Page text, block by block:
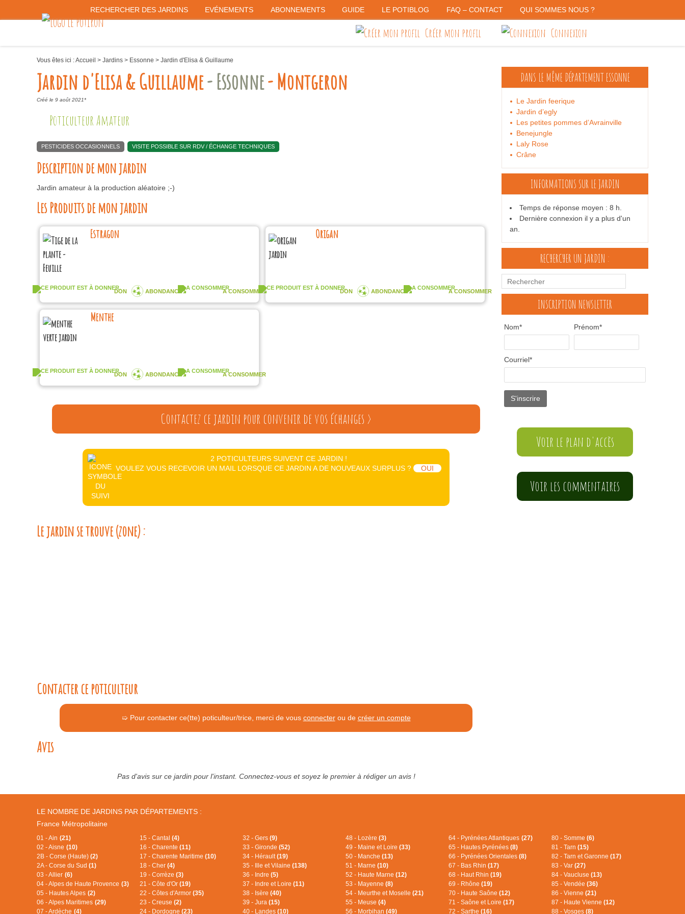
RECHERCHER DES JARDINS EVÉNEMENTS ABONNEMENTS GUIDE LE POTIBLOG FAQ – CONTACT QUI SOMMES NOUS ?
Créer mon profil Connexion
Vous êtes ici :Accueil > Jardins > Essonne > Jardin d'Elisa & Guillaume
Jardin d'Elisa & Guillaume- Essonne- Montgeron
Créé le 9 août 2021*
Poticulteur Amateur
PESTICIDES OCCASIONNELS VISITE POSSIBLE SUR RDV / ÉCHANGE TECHNIQUES
Description de mon jardin
Jardin amateur à la production aléatoire ;-)
Les Produits de mon jardin
Estragon
DON ABONDANCE ! A CONSOMMER
Origan
DON ABONDANCE ! A CONSOMMER
Menthe
DON ABONDANCE ! A CONSOMMER
Contactez ce jardin pour convenir de vos échanges >
2 POTICULTEURS SUIVENT CE JARDIN !
VOULEZ VOUS RECEVOIR UN MAIL LORSQUE CE JARDIN A DE NOUVEAUX SURPLUS ?
OUI
Le jardin se trouve (zone) :
Contacter ce poticulteur
➯ Pour contacter ce(tte) poticulteur/trice, merci de vous connecterou de créer un compte
Avis
Pas d'avis sur ce jardin pour l'instant. Connectez-vous et soyez le premier à rédiger un avis !
DANS LE MÊME DÉPARTEMENTESSONNE
Le Jardin feerique
Jardin d’egly
Les petites pommes d’Avrainville
Benejungle
Laly Rose
Crâne
INFORMATIONS SUR LE JARDIN
Temps de réponse moyen : 8 h.
Dernière connexion il y a plus d'un
an.
RECHERCHER UN JARDIN :
INSCRIPTION NEWSLETTER
Nom* Prénom*
Courriel*
Voir le plan d'accès
Voir les commentaires
LE NOMBRE DE JARDINS PAR DÉPARTEMENTS :
France Métropolitaine
01 - Ain (21)
02 - Aisne (10)
2B - Corse (Haute) (2)
2A - Corse du Sud (1)
03 - Allier (6)
04 - Alpes de Haute Provence (3)
05 - Hautes Alpes (2)
06 - Alpes Maritimes (29)
07 - Ardèche (4)
15 - Cantal (4)
16 - Charente (11)
17 - Charente Maritime (10)
18 - Cher (4)
19 - Corrèze (3)
21 - Côte d'Or (19)
22 - Côtes d'Armor (35)
23 - Creuse (2)
24 - Dordogne (23)
32 - Gers (9)
33 - Gironde (52)
34 - Hérault(19)
35 - Ille et Vilaine (138)
36 - Indre (5)
37 - Indre et Loire (11)
38 - Isère (40)
39 - Jura (15)
40 - Landes (10)
48 - Lozère (3)
49 - Maine et Loire (33)
50 - Manche (13)
51 - Marne (10)
52 - Haute Marne (12)
53 - Mayenne (8)
54 - Meurthe et Moselle (21)
55 - Meuse (4)
56 - Morbihan (49)
64 - Pyrénées Atlantiques (27)
65 - Hautes Pyrénées (8)
66 - Pyrénées Orientales (8)
67 - Bas Rhin (17)
68 - Haut Rhin (19)
69 - Rhône (19)
70 - Haute Saône (12)
71 - Saône et Loire (17)
72 - Sarthe (16)
80 - Somme (6)
81 - Tarn (15)
82 - Tarn et Garonne (17)
83 - Var (27)
84 - Vaucluse (13)
85 - Vendée (36)
86 - Vienne (21)
87 - Haute Vienne (12)
88 - Vosges (8)